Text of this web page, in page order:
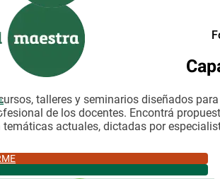
talleres y seminarios diseñados
de los docentes. Encontrá
actuales, dictadas por